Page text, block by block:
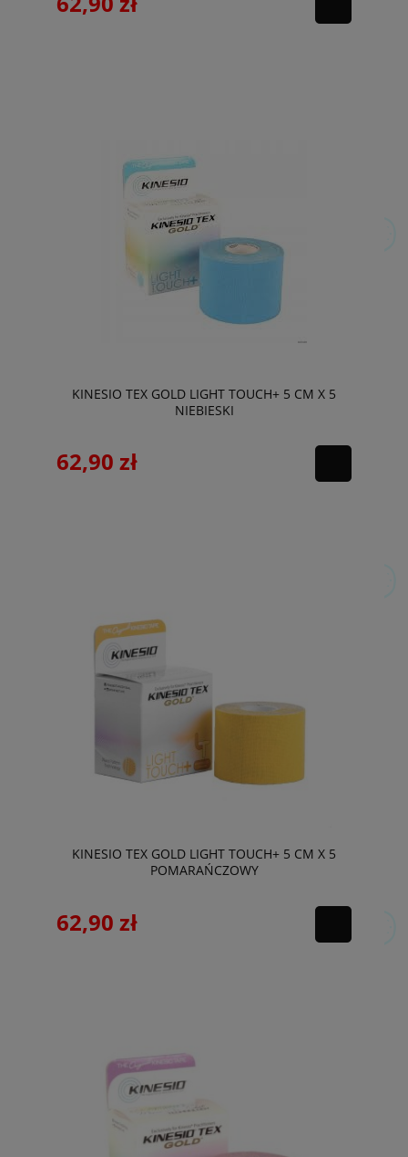
KINESIO TEX GOLD LIGHT TOUCH+ 5 CM X 5
NIEBIESKI
62,90 zł
KINESIO TEX GOLD LIGHT TOUCH+ 5 CM X 5
POMARAŃCZOWY
62,90 zł